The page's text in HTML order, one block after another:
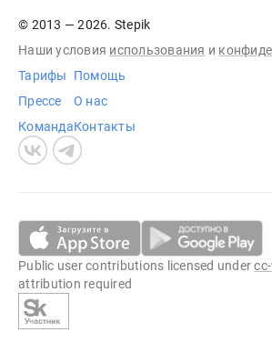
© 2013 — 2026. Stepik
Наши условия использования и
Тарифы
Прессе
Команда
Помощь
О нас
Контакты
Public user contributions licensed under
attribution required